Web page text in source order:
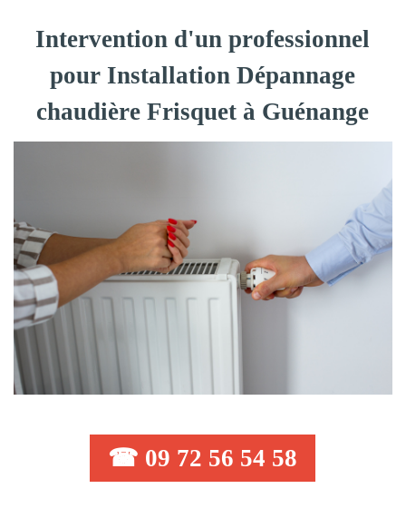
Intervention d'un professionnel
pour Installation Dépannage
chaudière Frisquet à Guénange
☎ 09 72 56 54 58